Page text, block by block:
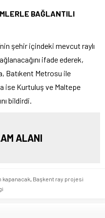
BAĞLANTILI
şehir içindeki mevcut raylı
ifade ederek,
Batıkent Metrosu ile
ise Kurtuluş ve Maltepe
bildirdi.
ALANI
kapanacak Başkent ray projesi